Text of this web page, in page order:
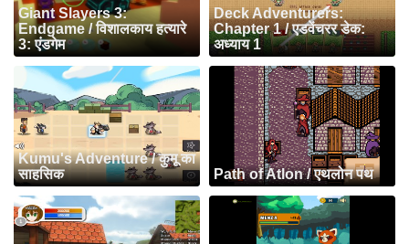
Giant Slayers 3:
Endgame / विशालकाय हत्यारे
3: एंडगेम
Deck Adventurers:
Chapter 1 / एडवेंचरर डेक:
अध्याय 1
Kumu's Adventure / कुमू का
साहसिक
Path of Atlon / एथलोन पथ